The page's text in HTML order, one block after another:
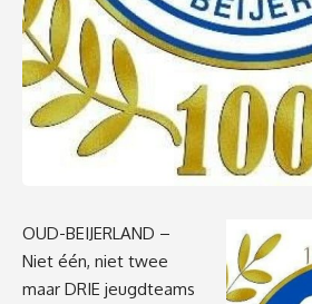
OUD-BEIJERLAND –
Niet één, niet twee
maar DRIE jeugdteams